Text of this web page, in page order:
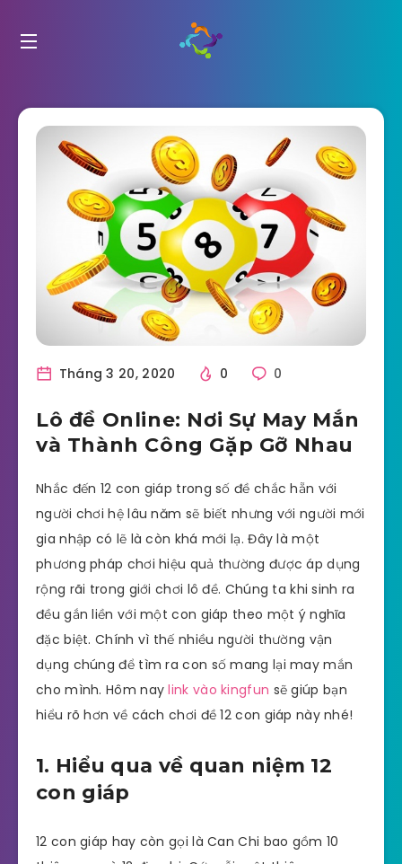
Tháng 3 20, 2020 0 0
Lô đề Online: Nơi Sự May Mắn
và Thành Công Gặp Gỡ Nhau
Nhắc đến 12 con giáp trong số đề chắc hẵn với
người chơi hệ lâu năm sẽ biết nhưng với người mới
gia nhập có lẽ là còn khá mới lạ. Đây là một
phương pháp chơi hiệu quả thường được áp dụng
rộng rãi trong giới chơi lô đề. Chúng ta khi sinh ra
đều gắn liền với một con giáp theo một ý nghĩa
đặc biệt. Chính vì thế nhiều người thường vận
dụng chúng để tìm ra con số mang lại may mắn
cho mình. Hôm naylink vào kingfun sẽ giúp bạn
hiểu rõ hơn về cách chơi đề 12 con giáp này nhé!
1. Hiểu qua về quan niệm 12
con giáp
12 con giáp hay còn gọi là Can Chi bao gồm 10